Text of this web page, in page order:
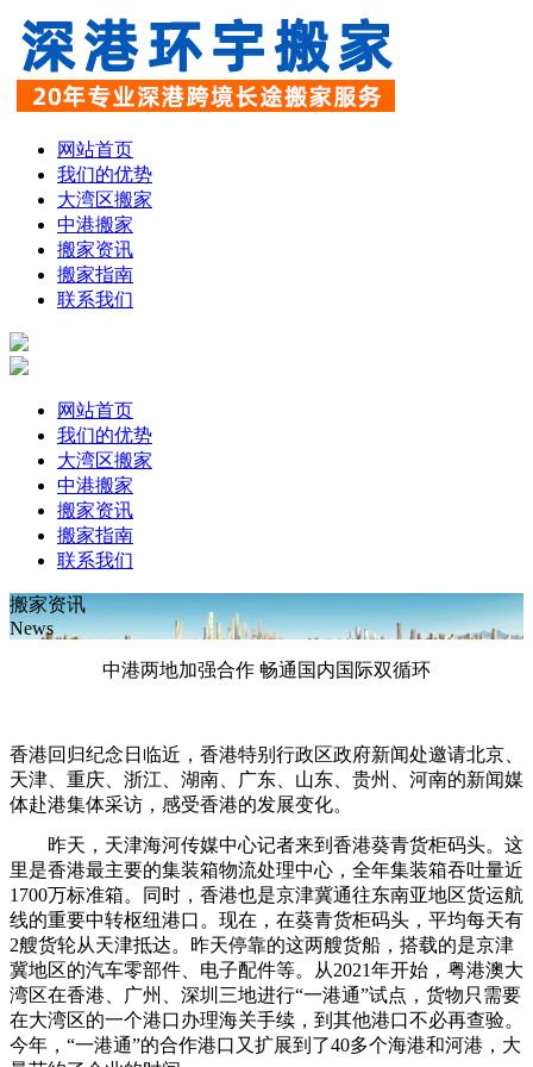
网站首页
我们的优势
大湾区搬家
中港搬家
搬家资讯
搬家指南
联系我们
网站首页
我们的优势
大湾区搬家
中港搬家
搬家资讯
搬家指南
联系我们
搬家资讯
News
中港两地加强合作 畅通国内国际双循环
香港回归纪念日临近，香港特别行政区政府新闻处邀请北京、
天津、重庆、浙江、湖南、广东、山东、贵州、河南的新闻媒
体赴港集体采访，感受香港的发展变化。
昨天，天津海河传媒中心记者来到香港葵青货柜码头。这
里是香港最主要的集装箱物流处理中心，全年集装箱吞吐量近
1700万标准箱。同时，香港也是京津冀通往东南亚地区货运航
线的重要中转枢纽港口。现在，在葵青货柜码头，平均每天有
2艘货轮从天津抵达。昨天停靠的这两艘货船，搭载的是京津
冀地区的汽车零部件、电子配件等。从2021年开始，粤港澳大
湾区在香港、广州、深圳三地进行“一港通”试点，货物只需要
在大湾区的一个港口办理海关手续，到其他港口不必再查验。
今年，“一港通”的合作港口又扩展到了40多个海港和河港，大